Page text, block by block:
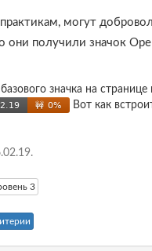
могут
они получили значок
значка на странице
Вот как
3